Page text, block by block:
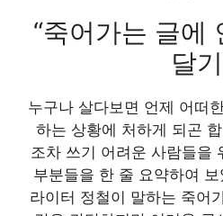
“죽어가는 글에
달
누구나 살다보면 언제 어떠
하는 상황에 처하게 되곤
조차 쓰기 어려운 사람들을
부분들을 한 줄 요약하여
라이터 정철이 말하는 죽어